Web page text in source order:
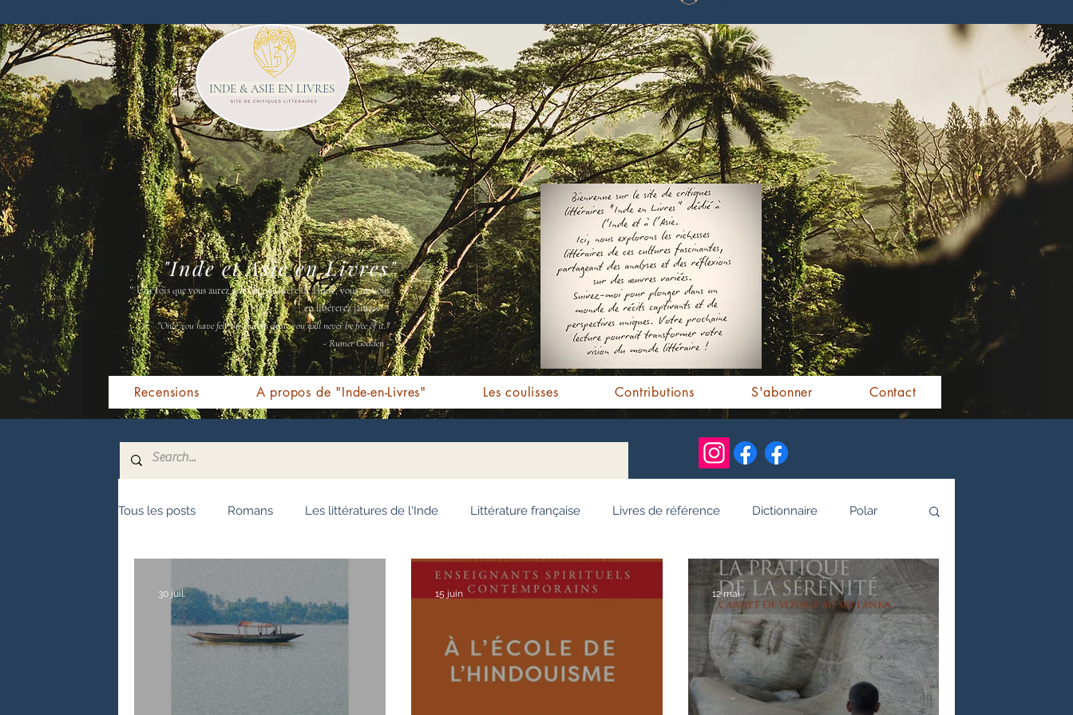
INDE & ASIE EN LIVRES
"Une fois que vous aurez senti la poussière de l'Inde, vous ne vous
en libérerez jamais " -
"Once you have felt the Indian dust, you will never be free of it."
- Rumer Godden -
"Inde et Asie en Livres"
Recensions A propos de "Inde-en-Livres" Les coulisses Contributions S'abonner Contact
Tous les posts Romans Les littératures de l'Inde Littérature française Livres de référence Dictionnaire Polar
Témoignages / Récits Romans jeunesse Essai Personnalités indiennes
Fêtes indiennes Spiritualité Bien-être Littérature hindi Littérature tamoule Littérature bengali
Littérature malayalam Histoire de l'Inde par les livres
30 juil. 15 juin 12 mai